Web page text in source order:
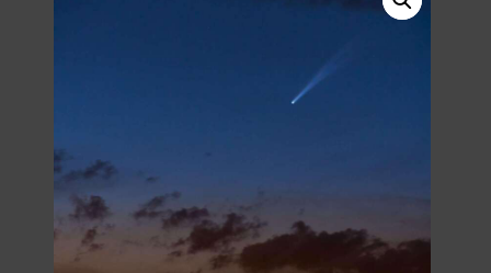
LED-LEUCHTBILDER
AUSSTELLUNGEN
HEIMATLICHTER